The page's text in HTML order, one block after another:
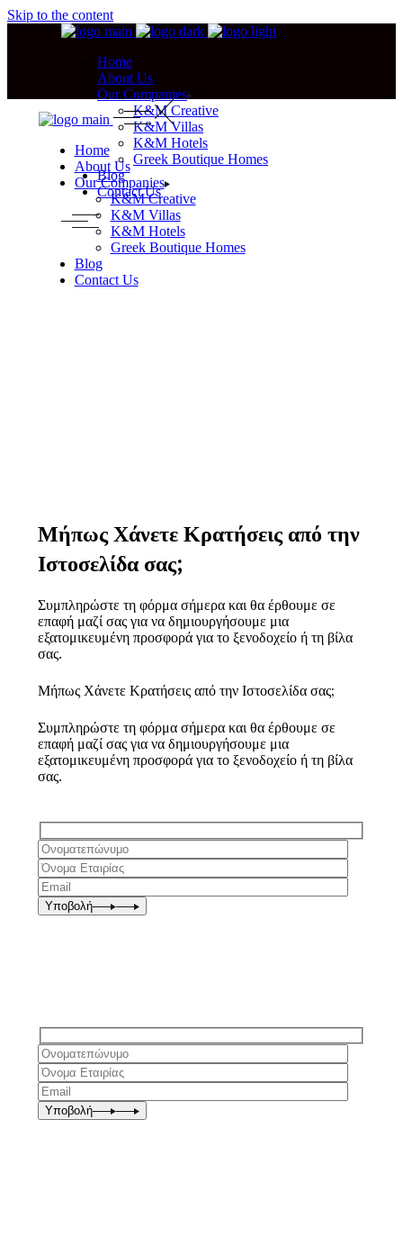
Skip to the content
Home
About Us
Our Companies
K&M Creative
K&M Villas
K&M Hotels
Greek Boutique Homes
Blog
Contact Us
Home
About Us
Our Companies
K&M Creative
K&M Villas
K&M Hotels
Greek Boutique Homes
Blog
Contact Us
Μήπως Χάνετε Κρατήσεις από την
Ιστοσελίδα σας;
Συμπληρώστε τη φόρμα σήμερα και θα έρθουμε σε
επαφή μαζί σας για να δημιουργήσουμε μια
εξατομικευμένη προσφορά για το ξενοδοχείο ή τη βίλα
σας.
Μήπως Χάνετε Κρατήσεις από την Ιστοσελίδα σας;
Συμπληρώστε τη φόρμα σήμερα και θα έρθουμε σε
επαφή μαζί σας για να δημιουργήσουμε μια
εξατομικευμένη προσφορά για το ξενοδοχείο ή τη βίλα
σας.
Υποβολή
Υποβολή